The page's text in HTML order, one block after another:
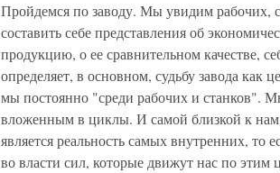
Пройдемся по заводу. Мы увидим рабочих,
составить себе представления об
продукцию, о ее сравнительном качестве,
определяет, в основном, судьбу завода как
мы постоянно "среди рабочих и станков".
вложенным в циклы. И самой близкой к
является реальность самых внутренних,
во власти сил, которые движут нас по